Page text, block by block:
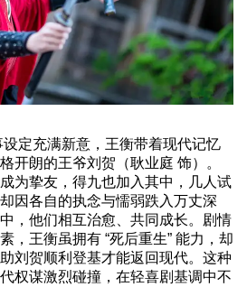
充满新意，王衡带着现代记忆
开朗的王爷刘贺（耿业庭 饰）。
为挚友，得九也加入其中，几人试
因各自的执念与懦弱跌入万丈深
，他们相互治愈、共同成长。剧情
，王衡虽拥有 “死后重生” 能力，却
刘贺顺利登基才能返回现代。这种
权谋激烈碰撞，在轻喜剧基调中不